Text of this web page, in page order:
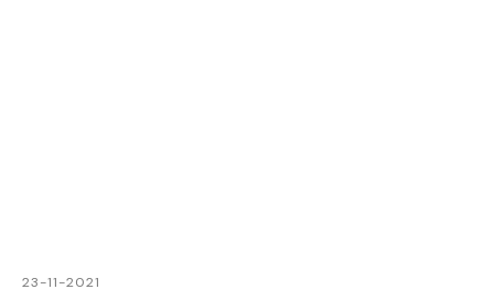
23-11-2021